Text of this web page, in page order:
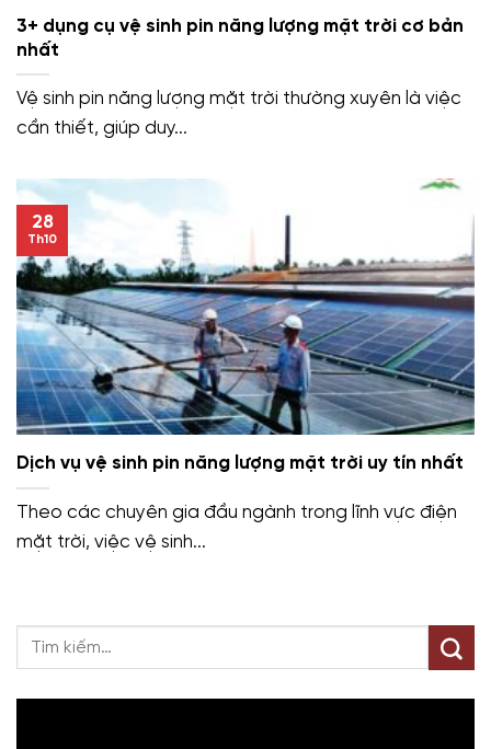
3+ dụng cụ vệ sinh pin năng lượng mặt trời cơ bản
nhất
Vệ sinh pin năng lượng mặt trời thường xuyên là việc
cần thiết, giúp duy...
Dịch vụ vệ sinh pin năng lượng mặt trời uy tín nhất
Theo các chuyên gia đầu ngành trong lĩnh vực điện
mặt trời, việc vệ sinh...
28
Th10